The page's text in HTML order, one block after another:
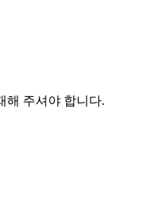
해 주셔야 합니다.